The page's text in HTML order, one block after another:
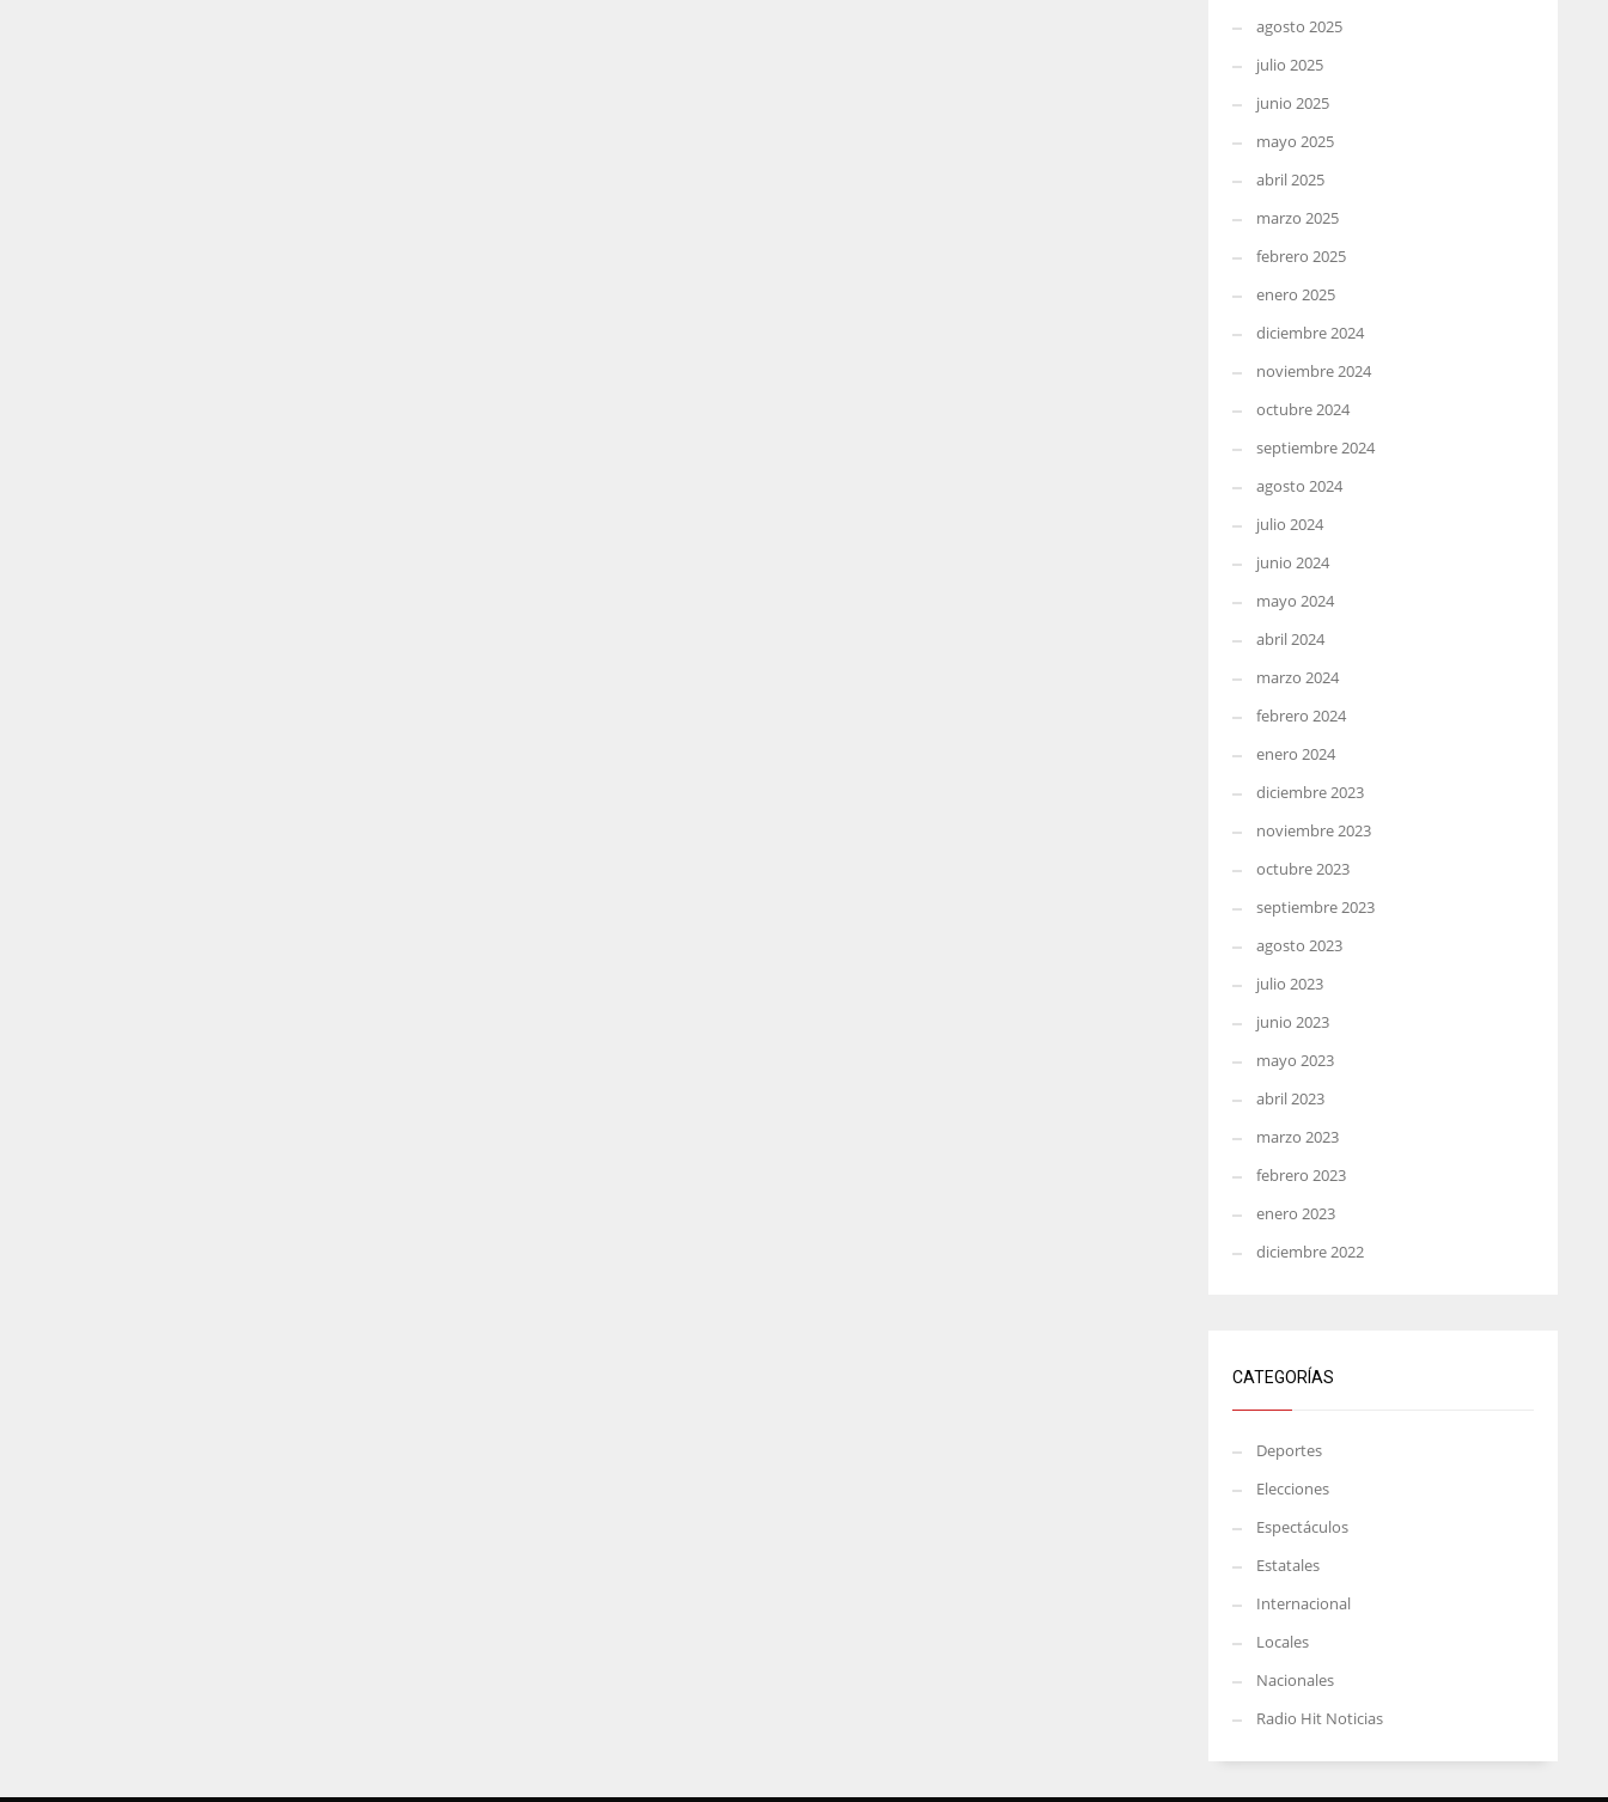
agosto 2025
julio 2025
junio 2025
mayo 2025
abril 2025
marzo 2025
febrero 2025
enero 2025
diciembre 2024
noviembre 2024
octubre 2024
septiembre 2024
agosto 2024
julio 2024
junio 2024
mayo 2024
abril 2024
marzo 2024
febrero 2024
enero 2024
diciembre 2023
noviembre 2023
octubre 2023
septiembre 2023
agosto 2023
julio 2023
junio 2023
mayo 2023
abril 2023
marzo 2023
febrero 2023
enero 2023
diciembre 2022
CATEGORÍAS
Deportes
Elecciones
Espectáculos
Estatales
Internacional
Locales
Nacionales
Radio Hit Noticias